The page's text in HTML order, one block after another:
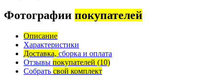
Фотографии покупателей
Описание
Характеристики
Доставка, сборка и оплата
Отзывы покупателей (10)
Собрать свой комплект